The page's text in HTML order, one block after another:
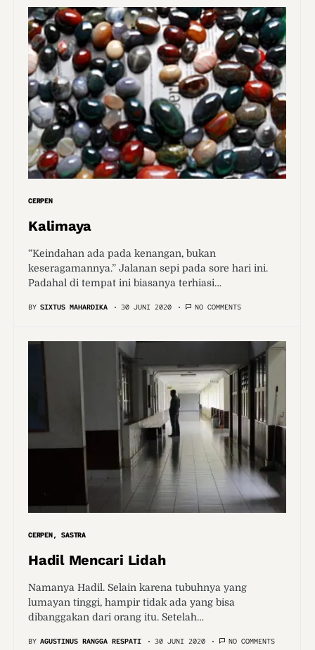
CERPEN
Kalimaya
“Keindahan ada pada kenangan, bukan
keseragamannya.” Jalanan sepi pada sore hari ini.
Padahal di tempat ini biasanya terhiasi…
BY SIXTUS MAHARDIKA 30 JUNI 2020 NO COMMENTS
CERPEN SASTRA
Hadil Mencari Lidah
Namanya Hadil. Selain karena tubuhnya yang
lumayan tinggi, hampir tidak ada yang bisa
dibanggakan dari orang itu. Setelah…
BY AGUSTINUS RANGGA RESPATI 30 JUNI 2020 NO COMMENTS